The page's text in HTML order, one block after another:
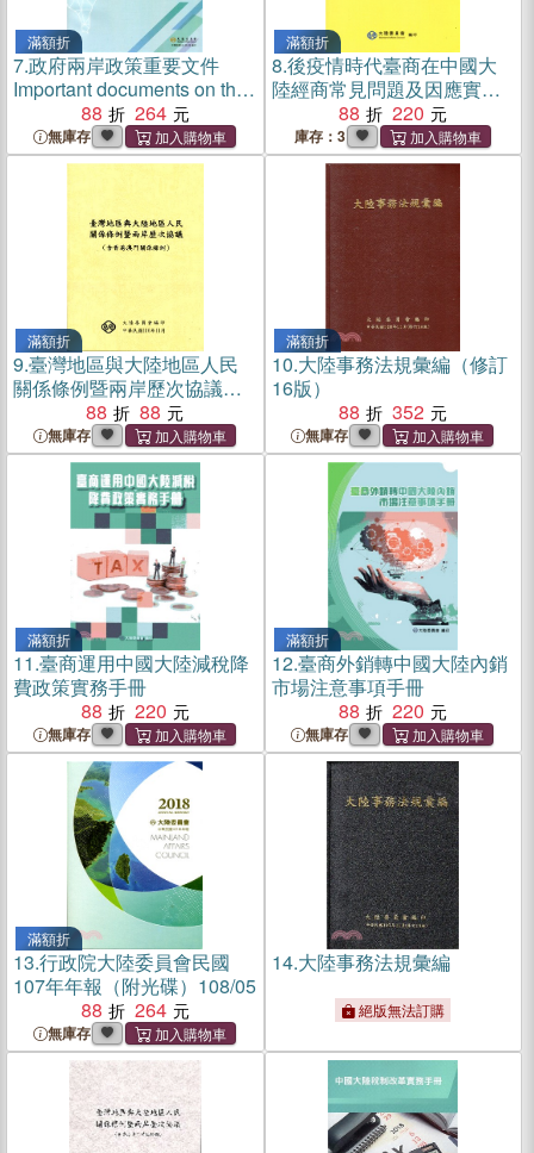
滿額折
7.政府兩岸政策重要文件
Important documents on the
government's cross-strait
policies
88 264
無庫存
滿額折
8.後疫情時代臺商在中國大
陸經商常見問題及因應實務
88 220
庫存：3
滿額折
9.臺灣地區與大陸地區人民
關係條例暨兩岸歷次協議
（含香港澳門關係條例）
88 88
無庫存
滿額折
10.大陸事務法規彙編（修訂
16版）
88
352
無庫存
滿額折
11.臺商運用中國大陸減稅降
費政策實務手冊
88
220
無庫存
滿額折
12.臺商外銷轉中國大陸內銷
市場注意事項手冊
88
220
無庫存
滿額折
13.行政院大陸委員會民國
107年年報（附光碟）108/05
88
264
無庫存
14.大陸事務法規彙編
絕版無法訂購